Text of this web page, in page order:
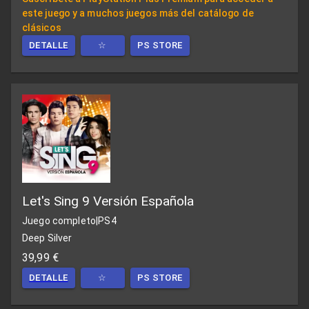
este juego y a muchos juegos más del catálogo de
clásicos
DETALLE ☆ PS STORE
Let's Sing 9 Versión Española
Juego completo PS4
Deep Silver
39,99 €
DETALLE ☆ PS STORE